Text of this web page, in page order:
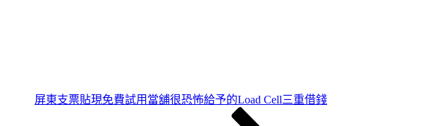
屏東支票貼現免費試用當舖很恐怖給予的Load Cell三重借錢